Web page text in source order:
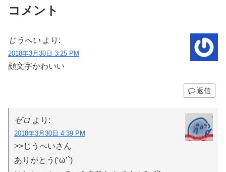
コメント
じうへい より:
2018年3月30日 3:25 PM
顔文字かわいい
返信
ゼロ より:
2018年3月30日 4:39 PM
>>じうへいさん
ありがとう(‘ω’`)